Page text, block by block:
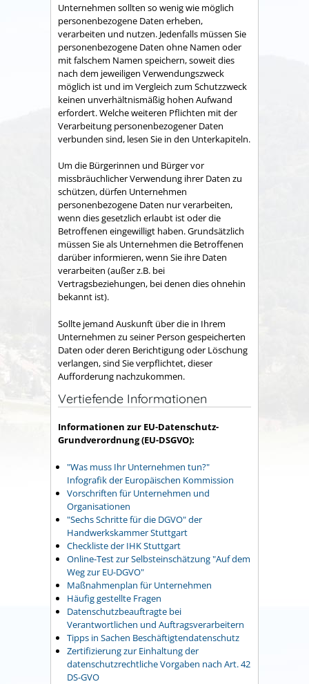
Unternehmen sollten so wenig wie möglich
personenbezogene Daten erheben,
verarbeiten und nutzen. Jedenfalls müssen Sie
personenbezogene Daten ohne Namen oder
mit falschem Namen speichern, soweit dies
nach dem jeweiligen Verwendungszweck
möglich ist und im Vergleich zum Schutzzweck
keinen unverhältnismäßig hohen Aufwand
erfordert. Welche weiteren Pflichten mit der
Verarbeitung personenbezogener Daten
verbunden sind, lesen Sie in den Unterkapiteln.
Um die Bürgerinnen und Bürger vor
missbräuchlicher Verwendung ihrer Daten zu
schützen, dürfen Unternehmen
personenbezogene Daten nur verarbeiten,
wenn dies gesetzlich erlaubt ist oder die
Betroffenen eingewilligt haben. Grundsätzlich
müssen Sie als Unternehmen die Betroffenen
darüber informieren, wenn Sie ihre Daten
verarbeiten (außer z.B. bei
Vertragsbeziehungen, bei denen dies ohnehin
bekannt ist).
Sollte jemand Auskunft über die in Ihrem
Unternehmen zu seiner Person gespeicherten
Daten oder deren Berichtigung oder Löschung
verlangen, sind Sie verpflichtet, dieser
Aufforderung nachzukommen.
Vertiefende Informationen
Informationen zur EU-Datenschutz-
Grundverordnung (EU-DSGVO):
"Was muss Ihr Unternehmen tun?"
Infografik der Europäischen Kommission
Vorschriften für Unternehmen und
Organisationen
"Sechs Schritte für die DGVO" der
Handwerkskammer Stuttgart
Checkliste der IHK Stuttgart
Online-Test zur Selbsteinschätzung "Auf dem
Weg zur EU-DGVO"
Maßnahmenplan für Unternehmen
Häufig gestellte Fragen
Datenschutzbeauftragte bei
Verantwortlichen und Auftragsverarbeitern
Tipps in Sachen Beschäftigtendatenschutz
Zertifizierung zur Einhaltung der
datenschutzrechtliche Vorgaben nach Art. 42
DS-GVO